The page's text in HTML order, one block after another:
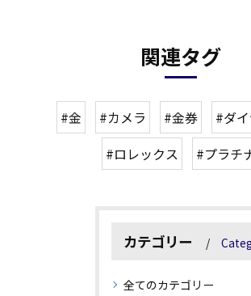
関連タグ
#金 #カメラ #金券
#ダ
#ロレックス
#プラチ
カテゴリー
全てのカテゴリー